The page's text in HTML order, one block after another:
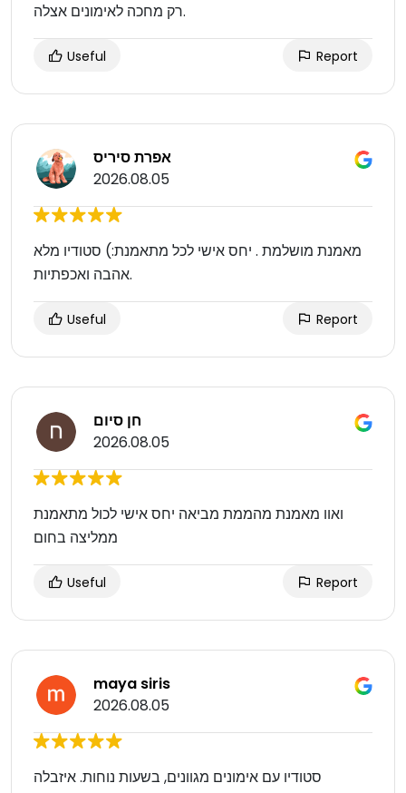
רק מחכה לאימונים אצלה.
Useful Report
אפרת סיריס
2026.08.05
מאמנת מושלמת . יחס אישי לכל מתאמנת:) סטודיו מלא
אהבה ואכפתיות.
Useful Report
חן סיום
2026.08.05
ואוו מאמנת מהממת מביאה יחס אישי לכול מתאמנת
ממליצה בחום
Useful Report
maya siris
2026.08.05
סטודיו עם אימונים מגוונים, בשעות נוחות. איזבלה